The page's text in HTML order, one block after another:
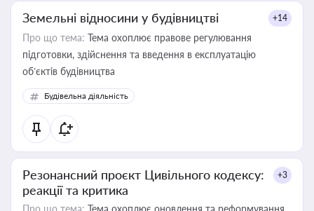
Земельні відносини у будівництві +14
Про що тема: Тема охоплює правове регулювання
підготовки, здійснення та введення в експлуатацію
об’єктів будівництва
Будівельна діяльність
Резонансний проєкт Цивільного кодексу:
реакції та критика
+3
Про що тема: Тема охоплює оновлення та реформування